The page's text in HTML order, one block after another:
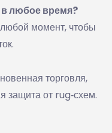
любое время?
момент, чтобы
торговля,
защита от rug‑схем.